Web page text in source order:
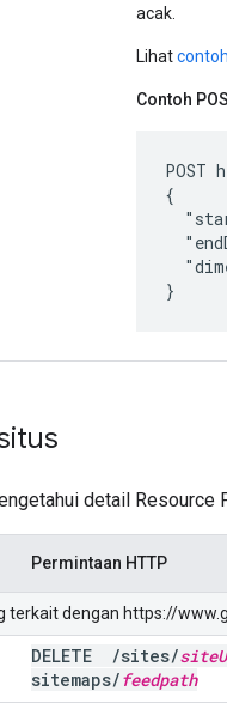
acak.
Lihat
Contoh
POST
{
}
detail
Permintaan HTTP
terkait dengan https://
DELETE /sites/site
sitemaps/feedpath